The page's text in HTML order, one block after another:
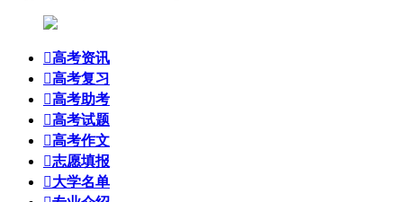
高考资讯
高考复习
高考助考
高考试题
高考作文
志愿填报
大学名单